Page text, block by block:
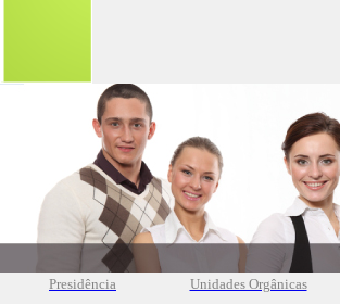
Presidência Unidades Orgânicas